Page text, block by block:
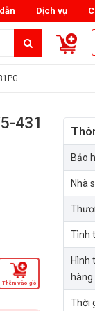
Dịch vụ
431
Thêm vào giỏ
Bảo
Nhà
Tình
Hình
hàng
Thời